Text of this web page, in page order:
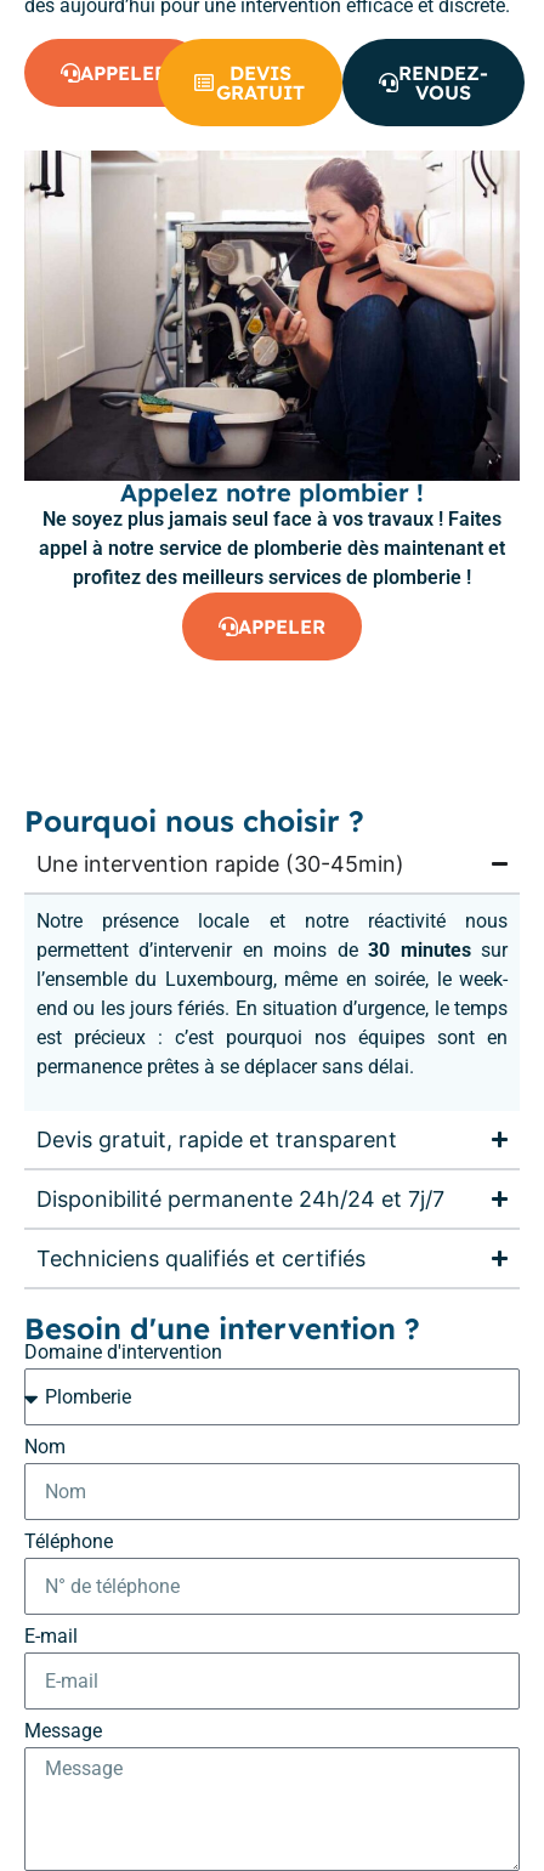
dès aujourd’hui pour une intervention efficace et discrète.
APPELER
DEVIS
GRATUIT
RENDEZ-
VOUS
Appelez notre plombier !
Ne soyez plus jamais seul face à vos travaux ! Faites
appel à notre service de plomberie dès maintenant et
profitez des meilleurs services de plomberie !
APPELER
Pourquoi nous choisir ?
Une intervention rapide (30-45min)
Notre présence locale et notre réactivité nous
permettent d’intervenir en moins de30 minutessur
l’ensemble du Luxembourg, même en soirée, le week-
end ou les jours fériés. En situation d’urgence, le temps
est précieux : c’est pourquoi nos équipes sont en
permanence prêtes à se déplacer sans délai.
Devis gratuit, rapide et transparent
Disponibilité permanente 24h/24 et 7j/7
Techniciens qualifiés et certifiés
Besoin d'une intervention ?
Domaine d'intervention
Nom
Téléphone
E-mail
Message